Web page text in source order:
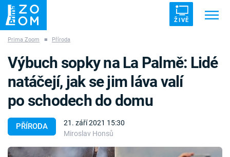
ŽIVĚ
ZÁHADY VETŘELCI DÁVNOVĚKU
Témata
Prima Zoom ■ Příroda
PŘÍRODA
21. září 2021 15:30
Miroslav Honsů
Výbuch sopky na La Palmě: Lidé
natáčejí, jak se jim láva valí
po schodech do domu